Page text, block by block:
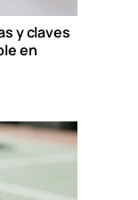
y claves
en